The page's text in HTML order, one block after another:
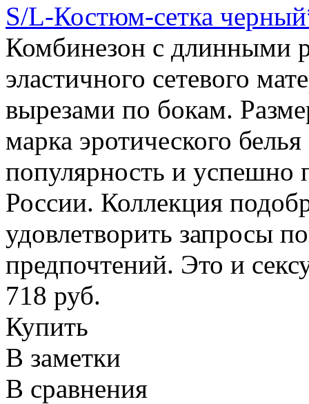
S/L-Костюм-сетка
Комбинезон с длинными
эластичного сетевого
вырезами по бокам.
марка эротического
популярность и успешно
России. Коллекция
удовлетворить запросы
предпочтений. Это и
718 руб.
Купить
В заметки
В сравнения